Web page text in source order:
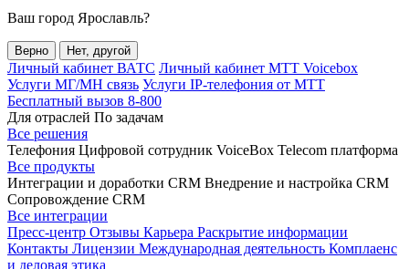
Ваш город Ярославль?
Верно Нет, другой
Личный кабинет ВАТС Личный кабинет МТТ Voicebox
Услуги МГ/МН связь Услуги IP-телефония от МТТ
Бесплатный вызов 8-800
Для отраслей По задачам
Все решения
Телефония Цифровой сотрудник VoiceBox Telecom платформа
Все продукты
Интеграции и доработки CRM Внедрение и настройка CRM
Сопровождение CRM
Все интеграции
Пресс-центр Отзывы Карьера Раскрытие информации
Контакты Лицензии Международная деятельность Комплаенс
и деловая этика